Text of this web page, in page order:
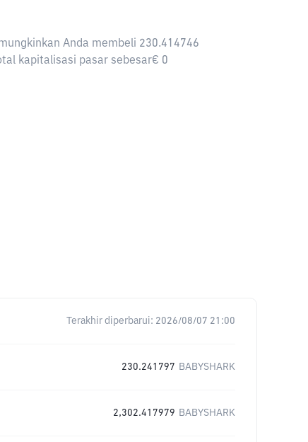
Anda membeli 230.414746
kapitalisasi pasar sebesar€ 0
Terakhir diperbarui: 2026/08/07 21:00
230.241797 BABYSHARK
2,302.417979 BABYSHARK